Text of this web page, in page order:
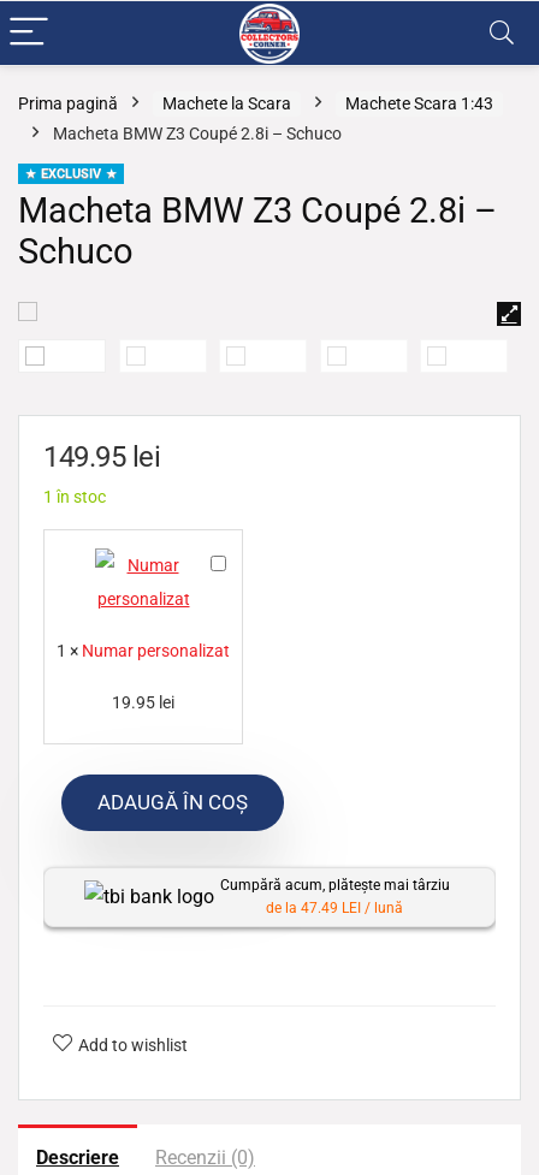
Prima pagină Machete la Scara
Machete Scara 1:43
Macheta BMW Z3 Coupé 2.8i – Schuco
EXCLUSIV
Macheta BMW Z3 Coupé 2.8i –
Schuco
149.95 lei
1 în stoc
N
r
s
n
a
t
1 × Numar personalizat
19.95 lei
ADAUGĂ ÎN COȘ
Cumpără acum, plătește mai târziu
de la 47.49 LEI / lună
Add to wishlist
Descriere Recenzii (0)